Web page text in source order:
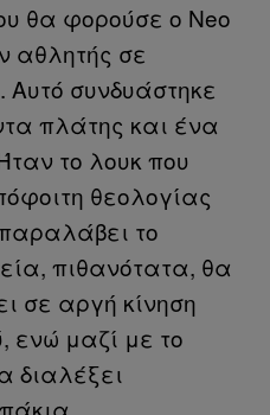
θα φορούσε ο Neo
αθλητής σε
Αυτό συνδυάστηκε
πλάτης και ένα
το λουκ που
θεολογίας
το
πιθανότατα, θα
σε αργή κίνηση
ενώ μαζί με το
διαλέξει